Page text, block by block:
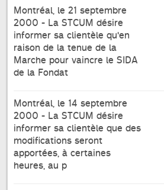
Montréal, le 21 septembre
2000 - La STCUM désire
informer sa clientèle qu'en
raison de la tenue de la
Marche pour vaincre le SIDA
de la Fondat
Montréal, le 14 septembre
2000 - La STCUM désire
informer sa clientèle que des
modifications seront
apportées, à certaines
heures, au p